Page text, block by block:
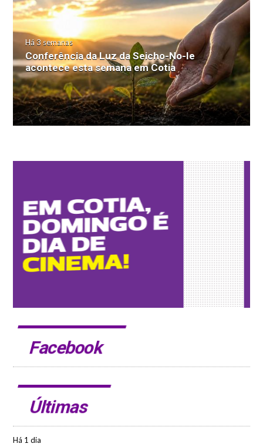
Há 3 semanas
Conferência da Luz da Seicho-No-Ie
acontece esta semana em Cotia
Facebook
Últimas
Há 1 dia